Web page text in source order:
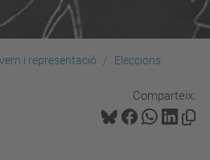
i representació
Eleccions
Comparteix: